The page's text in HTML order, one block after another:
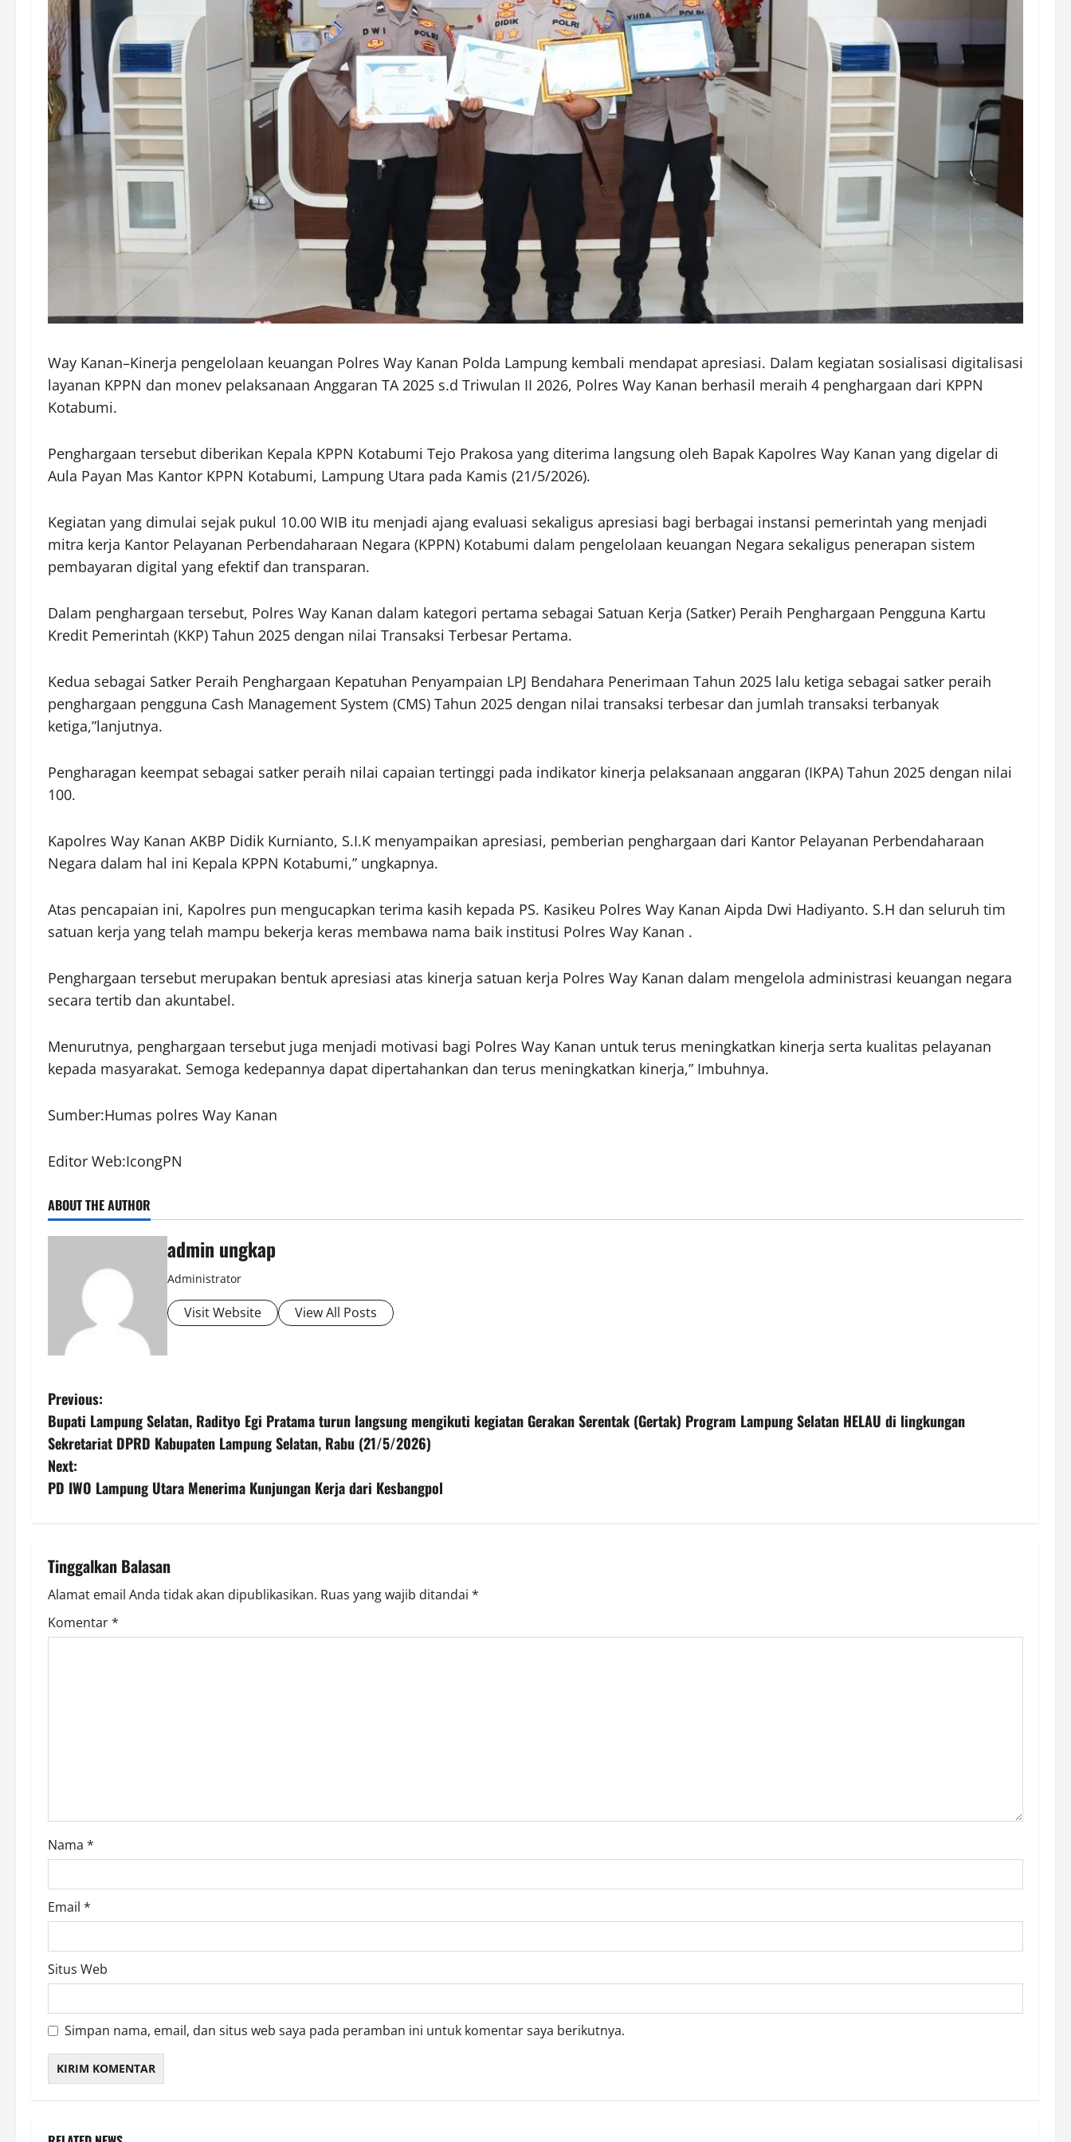
Way Kanan–Kinerja pengelolaan keuangan Polres Way Kanan Polda Lampung kembali mendapat apresiasi. Dalam kegiatan sosialisasi digitalisasi
layanan KPPN dan monev pelaksanaan Anggaran TA 2025 s.d Triwulan II 2026, Polres Way Kanan berhasil meraih 4 penghargaan dari KPPN
Kotabumi.
Penghargaan tersebut diberikan Kepala KPPN Kotabumi Tejo Prakosa yang diterima langsung oleh Bapak Kapolres Way Kanan yang digelar di
Aula Payan Mas Kantor KPPN Kotabumi, Lampung Utara pada Kamis (21/5/2026).
Kegiatan yang dimulai sejak pukul 10.00 WIB itu menjadi ajang evaluasi sekaligus apresiasi bagi berbagai instansi pemerintah yang menjadi
mitra kerja Kantor Pelayanan Perbendaharaan Negara (KPPN) Kotabumi dalam pengelolaan keuangan Negara sekaligus penerapan sistem
pembayaran digital yang efektif dan transparan.
Dalam penghargaan tersebut, Polres Way Kanan dalam kategori pertama sebagai Satuan Kerja (Satker) Peraih Penghargaan Pengguna Kartu
Kredit Pemerintah (KKP) Tahun 2025 dengan nilai Transaksi Terbesar Pertama.
Kedua sebagai Satker Peraih Penghargaan Kepatuhan Penyampaian LPJ Bendahara Penerimaan Tahun 2025 lalu ketiga sebagai satker peraih
penghargaan pengguna Cash Management System (CMS) Tahun 2025 dengan nilai transaksi terbesar dan jumlah transaksi terbanyak
ketiga,”lanjutnya.
Pengharagan keempat sebagai satker peraih nilai capaian tertinggi pada indikator kinerja pelaksanaan anggaran (IKPA) Tahun 2025 dengan nilai
100.
Kapolres Way Kanan AKBP Didik Kurnianto, S.I.K menyampaikan apresiasi, pemberian penghargaan dari Kantor Pelayanan Perbendaharaan
Negara dalam hal ini Kepala KPPN Kotabumi,” ungkapnya.
Atas pencapaian ini, Kapolres pun mengucapkan terima kasih kepada PS. Kasikeu Polres Way Kanan Aipda Dwi Hadiyanto. S.H dan seluruh tim
satuan kerja yang telah mampu bekerja keras membawa nama baik institusi Polres Way Kanan .
Penghargaan tersebut merupakan bentuk apresiasi atas kinerja satuan kerja Polres Way Kanan dalam mengelola administrasi keuangan negara
secara tertib dan akuntabel.
Menurutnya, penghargaan tersebut juga menjadi motivasi bagi Polres Way Kanan untuk terus meningkatkan kinerja serta kualitas pelayanan
kepada masyarakat. Semoga kedepannya dapat dipertahankan dan terus meningkatkan kinerja,” Imbuhnya.
Sumber:Humas polres Way Kanan
Editor Web:IcongPN
ABOUT THE AUTHOR
admin ungkap
Administrator
Visit Website View All Posts
P
o
s
t
a
v
i
n
Previous:
Bupati Lampung Selatan, Radityo Egi Pratama turun langsung mengikuti kegiatan Gerakan Serentak (Gertak) Program Lampung Selatan HELAU di lingkungan
Sekretariat DPRD Kabupaten Lampung Selatan, Rabu (21/5/2026)
Next:
PD IWO Lampung Utara Menerima Kunjungan Kerja dari Kesbangpol
Tinggalkan Balasan
Alamat email Anda tidak akan dipublikasikan. Ruas yang wajib ditandai *
Komentar*
Nama *
Email *
Situs Web
Simpan nama, email, dan situs web saya pada peramban ini untuk komentar saya berikutnya.